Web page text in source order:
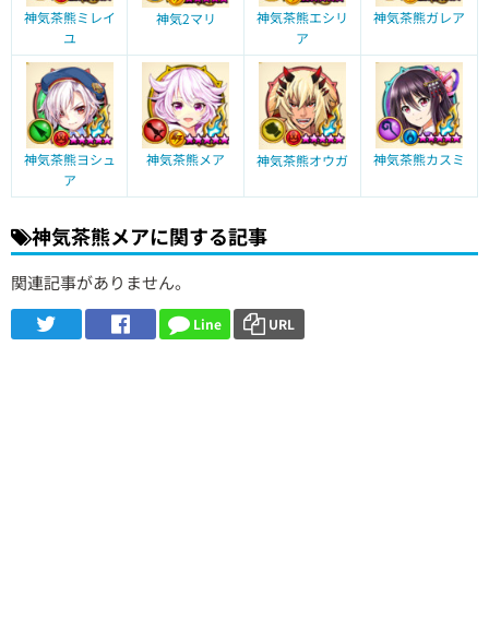
神気茶熊ミレイ
ユ
神気2マリ
神気茶熊エシリ
ア
神気茶熊ガレア
神気茶熊ヨシュ
ア
神気茶熊メア 神気茶熊オウガ 神気茶熊カスミ
神気茶熊メアに関する記事
関連記事がありません。
Line URL